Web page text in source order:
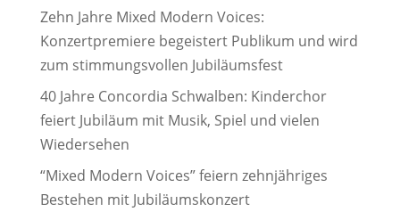
Zehn Jahre Mixed Modern Voices:
Konzertpremiere begeistert Publikum und wird
zum stimmungsvollen Jubiläumsfest
40 Jahre Concordia Schwalben: Kinderchor
feiert Jubiläum mit Musik, Spiel und vielen
Wiedersehen
“Mixed Modern Voices” feiern zehnjähriges
Bestehen mit Jubiläumskonzert